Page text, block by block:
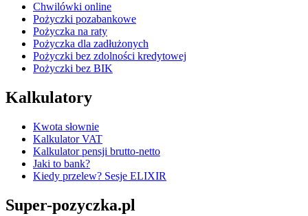
Chwilówki online
Pożyczki pozabankowe
Pożyczka na raty
Pożyczka dla zadłużonych
Pożyczki bez zdolności kredytowej
Pożyczki bez BIK
Kalkulatory
Kwota słownie
Kalkulator VAT
Kalkulator pensji brutto-netto
Jaki to bank?
Kiedy przelew? Sesje ELIXIR
Super-pozyczka.pl